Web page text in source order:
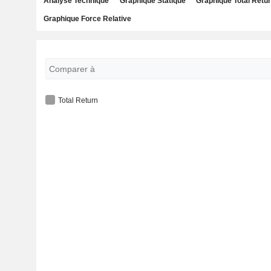
Graphique Force Relative
Total Return